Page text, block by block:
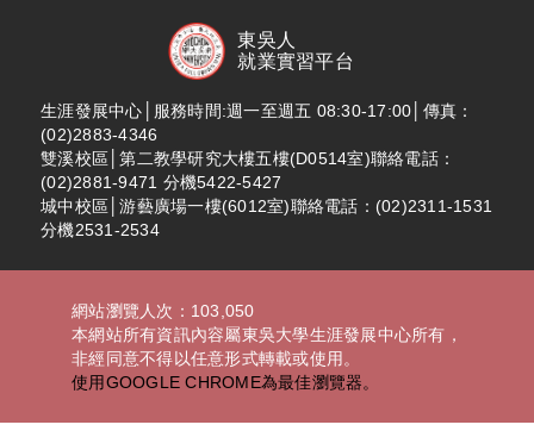
東吳人
就業實習平台
生涯發展中心│服務時間:週一至週五 08:30-17:00│傳真：
(02)2883-4346
雙溪校區│第二教學研究大樓五樓(D0514室)聯絡電話：
(02)2881-9471 分機5422-5427
城中校區│游藝廣場一樓(6012室)聯絡電話：(02)2311-1531
分機2531-2534
網站瀏覽人次：103,050
本網站所有資訊內容屬東吳大學生涯發展中心所有，
非經同意不得以任意形式轉載或使用。
使用GOOGLE CHROME為最佳瀏覽器。